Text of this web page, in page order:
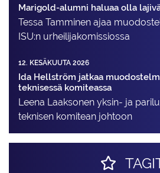
Marigold-alumni haluaa olla
Tessa Tamminen ajaa
ISU:n urheilija­komissiossa
12. KESÄKUUTA 2026
Ida Hellström jatkaa
teknisessä komiteassa
Leena Laaksonen yksin- ja
teknisen komitean johtoon